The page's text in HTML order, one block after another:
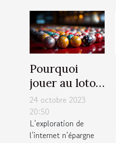
Pourquoi
jouer au loto
en ligne en
France ?
24 octobre 2023
20:50
L’exploration de
l’internet n’épargne